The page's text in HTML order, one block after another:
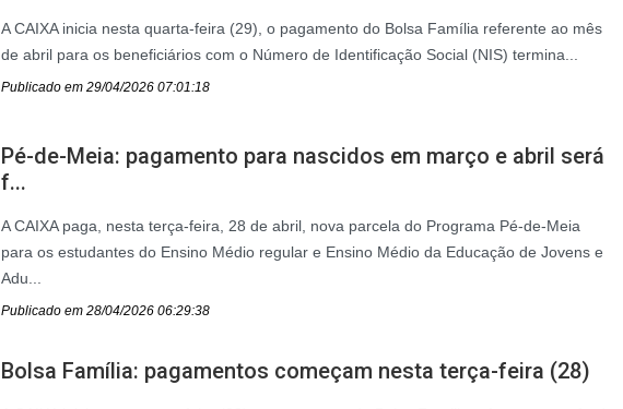
A CAIXA inicia nesta quarta-feira (29), o pagamento do Bolsa Família referente ao mês
de abril para os beneficiários com o Número de Identificação Social (NIS) termina...
Publicado em 29/04/2026 07:01:18
Pé-de-Meia: pagamento para nascidos em março e abril será
f...
A CAIXA paga, nesta terça-feira, 28 de abril, nova parcela do Programa Pé-de-Meia
para os estudantes do Ensino Médio regular e Ensino Médio da Educação de Jovens e
Adu...
Publicado em 28/04/2026 06:29:38
Bolsa Família: pagamentos começam nesta terça-feira (28)